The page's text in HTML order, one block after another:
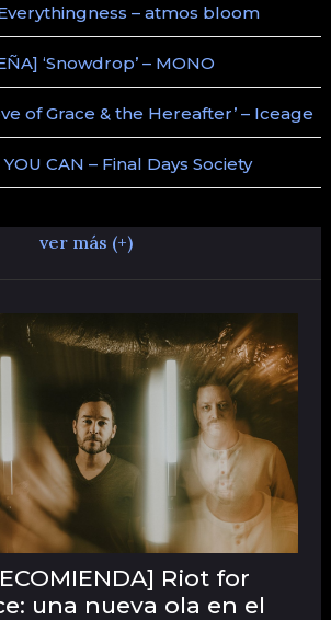
– atmos bloom
‘Snowdrop’ – MONO
of Grace & the Hereafter’ – Iceage
YOU CAN – Final Days Society
ver más (+)
Riot for
una nueva ola en el